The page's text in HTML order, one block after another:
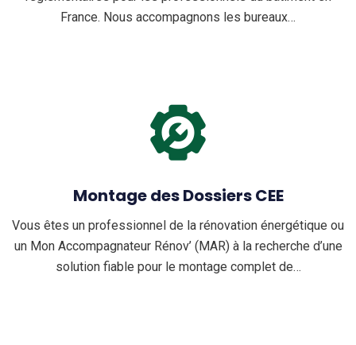
France. Nous accompagnons les bureaux…
Montage des Dossiers CEE
Vous êtes un professionnel de la rénovation énergétique ou
un Mon Accompagnateur Rénov’ (MAR) à la recherche d’une
solution fiable pour le montage complet de…